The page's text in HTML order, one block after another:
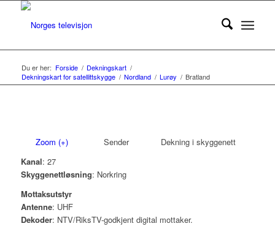
Du er her: Forside / Dekningskart /
Dekningskart for satellittskygge / Nordland / Lurøy / Bratland
Zoom (+) Sender
Dekning i skyggenett
Kanal: 27
Skyggenettløsning: Norkring
Mottaksutstyr
Antenne: UHF
Dekoder: NTV/RiksTV-godkjent digital mottaker.